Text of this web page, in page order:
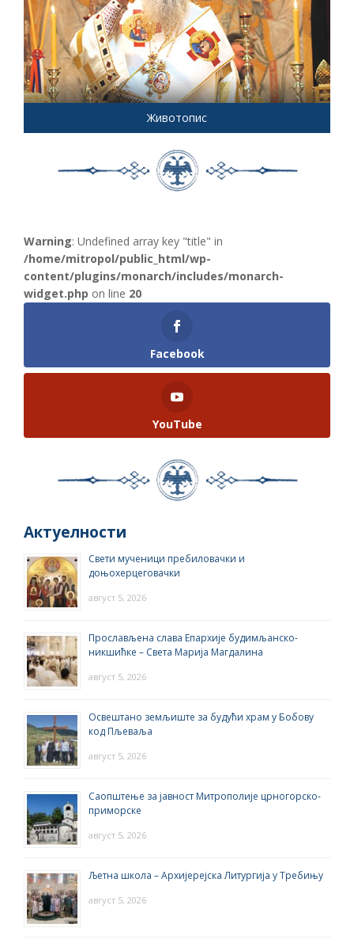
Животопис
Warning: Undefined array key "title" in
/home/mitropol/public_html/wp-
content/plugins/monarch/includes/monarch-
widget.php on line 20
Facebook
YouTube
Актуелности
Свети мученици пребиловачки и
доњохерцеговачки
август 5, 2026
Прослављена слава Епархије будимљанско-
никшићке – Света Марија Магдалина
август 5, 2026
Освештано земљиште за будући храм у Бобову
код Пљеваља
август 5, 2026
Саопштење за јавност Митрополије црногорско-
приморске
август 5, 2026
Љетна школа – Архијерејска Литургија у Требињу
август 5, 2026